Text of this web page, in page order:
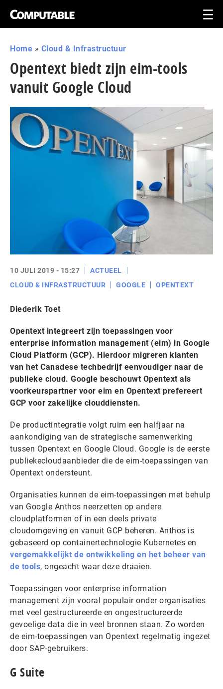
Home » Cloud & Infrastructuur
Opentext biedt zijn eim-tools
vanuit Google Cloud
10 JULI 2019 - 15:27
ACTUEEL
CLOUD & INFRASTRUCTUUR
GOOGLE OPENTEXT
Diederik Toet
Opentext integreert zijn toepassingen voor
enterprise information management (eim) in Google
Cloud Platform (GCP). Hierdoor migreren klanten
van het Canadese techbedrijf eenvoudiger naar de
publieke cloud. Google beschouwt Opentext als
voorkeurspartner voor eim en Opentext prefereert
GCP voor zakelijke clouddiensten.
De productintegratie volgt ruim een halfjaar na
aankondiging van de strategische samenwerking
tussen Opentext en Google Cloud. Google is de eerste
publiekecloudaanbieder die de eim-toepassingen van
Opentext ondersteunt.
Organisaties kunnen de eim-toepassingen met behulp
van Google Anthos neerzetten op andere
cloudplatformen of in een deels private
cloudomgeving en vanuit GCP beheren. Anthos is
gebaseerd op containertechnologie Kubernetes en
vergemakkelijkt de ontwikkeling en het beheer van
de tools, ongeacht waar deze draaien.
Toepassingen voor enterprise information
management zijn vooral populair onder organisaties
met veel gestructureerde en ongestructureerde
gevoelige data die in veel bronnen staan. Zo worden
de eim-toepassingen van Opentext regelmatig ingezet
door SAP-gebruikers.
G Suite